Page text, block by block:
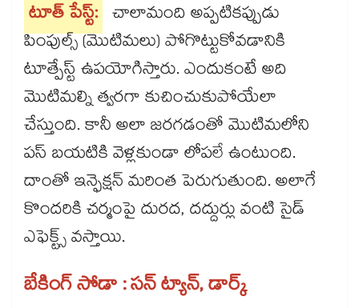
టూత్ పేస్ట్: చాలామంది అప్పటికప్పుడు
పింపుల్స్ (మొటిమలు) పోగొట్టుకోవడానికి
టూత్పేస్ట్ ఉపయోగిస్తారు. ఎందుకంటే అది
మొటిమల్ని త్వరగా కుచించుకుపోయేలా
చేస్తుంది. కానీ అలా జరగడంతో మొటిమలోని
పస్ బయటికి వెళ్లకుండా లోపలే ఉంటుంది.
దాంతో ఇన్ఫెక్షన్ మరింత పెరుగుతుంది. అలాగే
కొందరికి చర్మంపై దురద, దద్దుర్లు వంటి సైడ్
ఎఫెక్ట్స్ వస్తాయి.
బేకింగ్ సోడా : సన్ ట్యాన్, డార్క్